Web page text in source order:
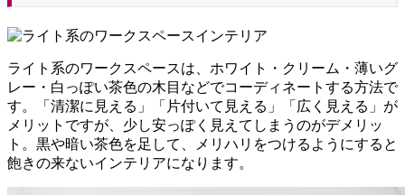
ライト系のワークスペースは、ホワイト・クリーム・薄いグ
レー・白っぽい茶色の木目などでコーディネートする方法で
す。「清潔に見える」「片付いて見える」「広く見える」が
メリットですが、少し安っぽく見えてしまうのがデメリッ
ト。黒や暗い茶色を足して、メリハリをつけるようにすると
飽きの来ないインテリアになります。